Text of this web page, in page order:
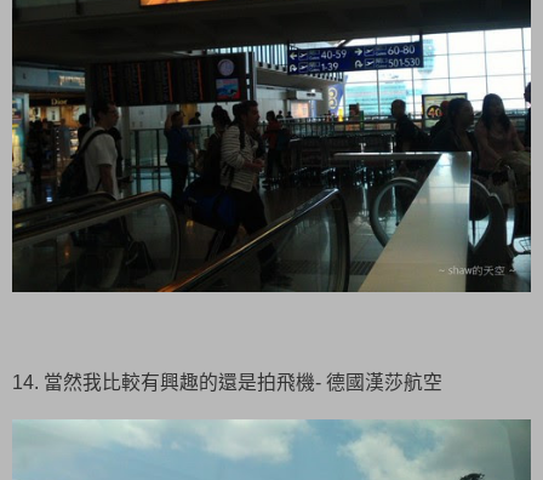
14. 當然我比較有興趣的還是拍飛機- 德國漢莎航空